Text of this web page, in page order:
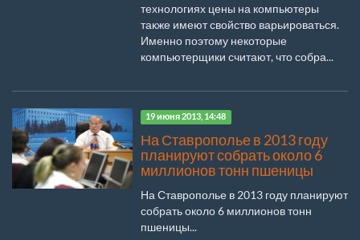
технологиях цены на компьютеры
также имеют свойство варьироваться.
Именно поэтому некоторые
компьютерщики считают, что собра...
19 июня 2013, 14:48
На Ставрополье в 2013 году
планируют собрать около 6
миллионов тонн пшеницы
На Ставрополье в 2013 году планируют
собрать около 6 миллионов тонн
пшеницы...